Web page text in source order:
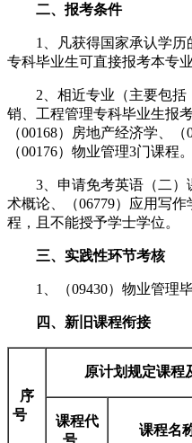
二、报考条件
1、凡获得国家承认学历
专科毕业生可直接报考本专
2、相近专业（主要包括
销、工程管理专科毕业生报
（00168）房地产经济学、
（00176）物业管理3门课程。
3、申请免考英语（二）
术概论、（06779）应用写
程，且不能授予学士学位。
三、实践性环节考核
1、（09430）物业管理毕
四、新旧课程衔接
序
号
原计划规定课
课程代
号
课程名